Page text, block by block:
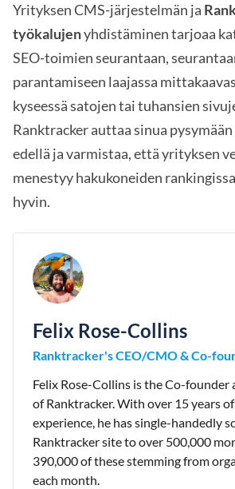
Yrityksen CMS-järjestelmän ja
työkalujenyhdistäminen tarjoaa
SEO-toimien seurantaan,
parantamiseen laajassa
kyseessä satojen tai tuhansien
Ranktracker auttaa sinua
edellä ja varmistaa, että yrityksen
menestyy hakukoneiden
hyvin.
Felix Rose-Collins
Ranktracker's CEO/CMO & Co-
Felix Rose-Collins is the Co-founder
of Ranktracker. With over 15 years of
experience, he has single-handedly
Ranktracker site to over 500,000
390,000 of these stemming from
each month.